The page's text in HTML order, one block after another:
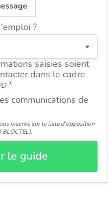
?
saisies soient
dans le cadre
communications de
inscrire sur la liste d'opposition
le guide